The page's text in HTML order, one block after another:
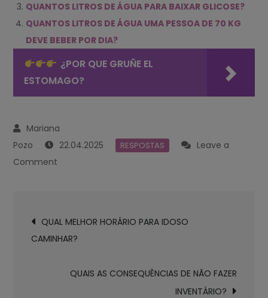
QUANTOS LITROS DE ÁGUA PARA BAIXAR GLICOSE?
QUANTOS LITROS DE ÁGUA UMA PESSOA DE 70 KG
DEVE BEBER POR DIA?
¿POR QUE GRUÑE EL
ESTOMAGO?
22.04.2025 RESPOSTAS
Leave a
Comment
KG
TOMA
LITROS
deQUAL MELHOR HORÁRIO PARA IDOSO
CAMINHAR?
QUAIS AS CONSEQUÊNCIAS DE NÃO FAZER
INVENTÁRIO?